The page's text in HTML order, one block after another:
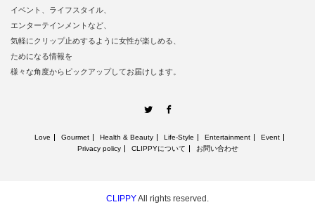
イベント、ライフスタイル、
エンターテインメントなど、
気軽にクリップ止めするように女性が楽しめる、
ためになる情報を
様々な角度からピックアップしてお届けします。
Twitter
Love Gourmet Health & Beauty Life‐Style Entertainment
Event
Privacy policy
CLIPPYについて お問い合わせ
CLIPPYAll rights reserved.